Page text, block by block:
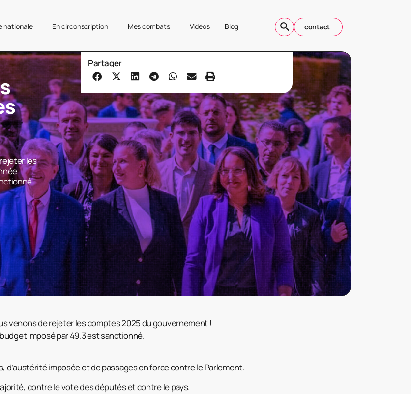
nationale En circonscription Mes combats Vidéos Blog contact
les
Partager
venons de rejeter les comptes 2025 du gouvernement !
imposé par 49.3 est sanctionné.
d’austérité imposée et de passages en force contre le Parlement.
contre le vote des députés et contre le pays.